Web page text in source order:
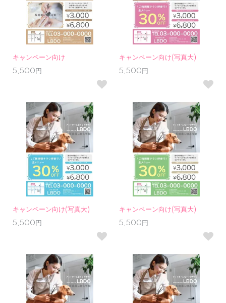
キャンペーン向け
5,500円
キャンペーン向け(写真大)
5,500円
キャンペーン向け(写真大)
5,500円
キャンペーン向け(写真大)
5,500円